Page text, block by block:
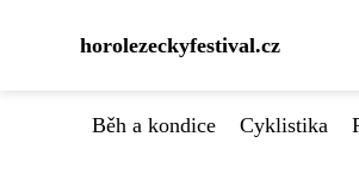
horolezeckyfestival.cz
Běh a kondice Cyklistika